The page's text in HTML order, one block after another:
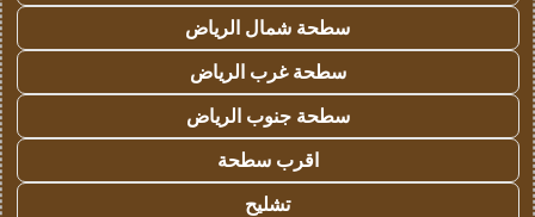
سطحة شمال الرياض
سطحة غرب الرياض
سطحة جنوب الرياض
اقرب سطحة
تشليح